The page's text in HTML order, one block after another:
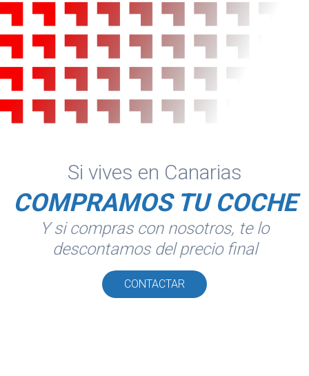
Si vives en Canarias
COMPRAMOS TU COCHE
Y si compras con nosotros, te lo
descontamos del precio final
CONTACTAR